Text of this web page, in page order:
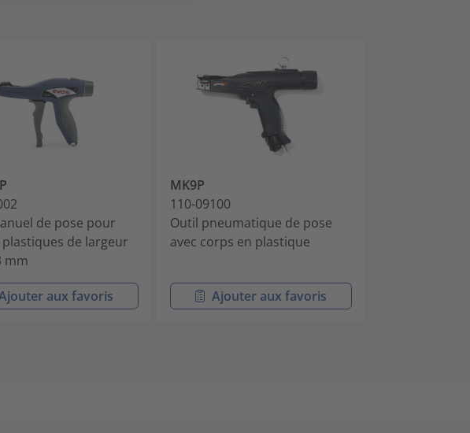
de pose pour
de largeur
mm
aux favoris
MK9P
110-09100
Outil pneumatique de pose
avec corps en plastique
Ajouter aux favoris